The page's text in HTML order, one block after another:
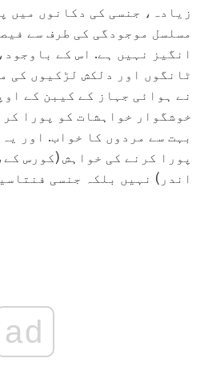
زیادہ، جنسی کی دکانوں میں
مسلسل موجودگی کی طرف سے
انگیز نہیں ہے. اس کے
ٹانگوں اور دلکش لڑکیوں کی
نے ہوائی جہاز کے کیبن کے
خوشگوار خواہشات کو پورا
بہت سے مردوں کا خواب. اور
پورا کرنے کی خواہش (کورس
اندر) نہیں بلکہ جنسی
ad